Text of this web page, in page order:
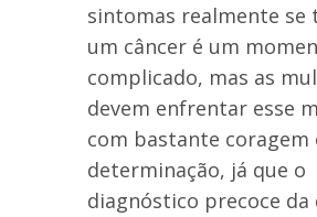
sintomas realmente se
um câncer é um
complicado, mas as
devem enfrentar esse
com bastante coragem
determinação, já que o
diagnóstico precoce da